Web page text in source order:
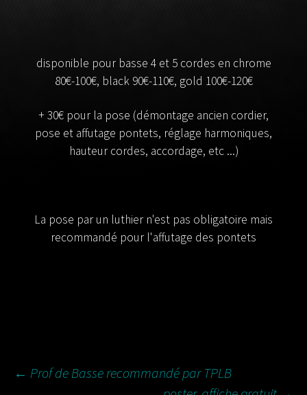
disponible pour basse 4 et 5 cordes en chrome
80€-100€, black 90€-110€, gold 100€-120€
+ 30€ pour la pose (démontage ancien cordier,
pose et affutage pontets, réglage harmoniques,
hauteur cordes, accordage, etc ...)
La pose par un luthier n'est pas obligatoire mais
recommandé pour l'affutage des pontets
NAVIGATION
← Prof de Basse recommandé par TPLB